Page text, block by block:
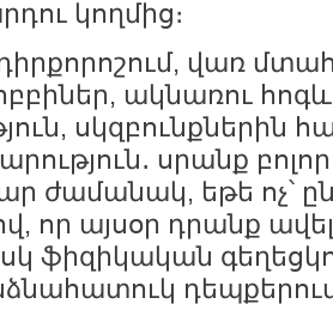
կողմից։
վառ
ակնառու
սկզբունքներին
սրանք
ժամանակ, եթե ոչ՝
որ այսօր դրանք
ֆիզիկական